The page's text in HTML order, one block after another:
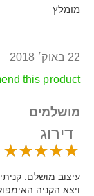
מומלץ
י.
22 באוק׳ 2018
this product
מושלמים
דירוג
עיצוב מושלם.
ויצא הקניה